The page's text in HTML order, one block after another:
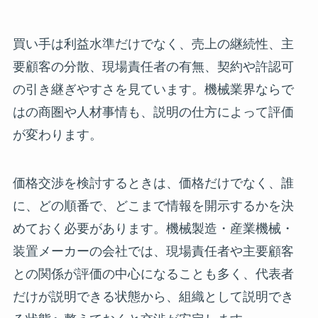
買い手は利益水準だけでなく、売上の継続性、主
要顧客の分散、現場責任者の有無、契約や許認可
の引き継ぎやすさを見ています。機械業界ならで
はの商圏や人材事情も、説明の仕方によって評価
が変わります。
価格交渉を検討するときは、価格だけでなく、誰
に、どの順番で、どこまで情報を開示するかを決
めておく必要があります。機械製造・産業機械・
装置メーカーの会社では、現場責任者や主要顧客
との関係が評価の中心になることも多く、代表者
だけが説明できる状態から、組織として説明でき